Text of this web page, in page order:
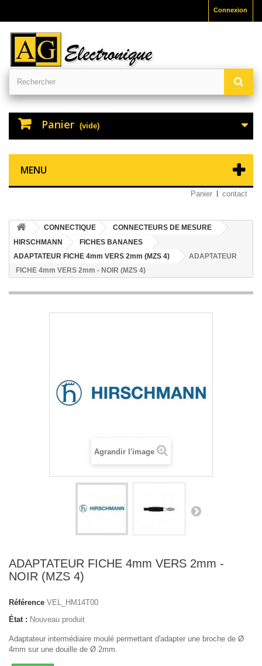
Connexion
Panier (vide)
MENU
Panier contact
CONNECTIQUE
CONNECTEURS DE MESURE
HIRSCHMANN
FICHES BANANES
ADAPTATEUR FICHE 4mm VERS 2mm (MZS 4)
ADAPTATEUR
FICHE 4mm VERS 2mm - NOIR (MZS 4)
Agrandir l'image
ADAPTATEUR FICHE 4mm VERS 2mm -
NOIR (MZS 4)
Référence VEL_HM14T00
État : Nouveau produit
Adaptateur intermédiaire moulé permettant d'adapter une broche de Ø
4mm sur une douille de Ø 2mm.